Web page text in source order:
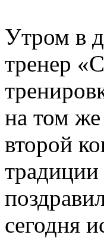
Утром в
тренер
на том
второй
традиции
сегодня